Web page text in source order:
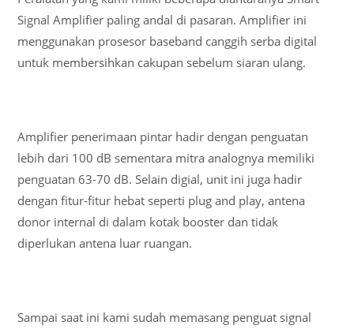
Signal Amplifier paling andal di pasaran. Amplifier ini
menggunakan prosesor baseband canggih serba digital
untuk membersihkan cakupan sebelum siaran ulang.
Amplifier penerimaan pintar hadir dengan penguatan
lebih dari 100 dB sementara mitra analognya memiliki
penguatan 63-70 dB. Selain digial, unit ini juga hadir
dengan fitur-fitur hebat seperti plug and play, antena
donor internal di dalam kotak booster dan tidak
diperlukan antena luar ruangan.
Sampai saat ini kami sudah memasang penguat signal